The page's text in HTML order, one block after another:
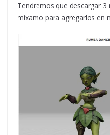
Tendremos que descargar 3
mixamo para agregarlos en